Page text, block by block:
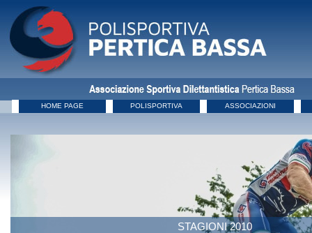
HOME PAGE POLISPORTIVA ASSOCIAZIONI
STAGIONI 2010